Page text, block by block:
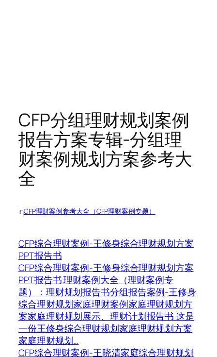
CFP分组理财规划案例
报告方案专辑-分组理
财案例规划方案参考大
全
inCFP理财案例参考大全（CFP理财案例专题）
CFP综合理财案例-王修身综合理财规划方案
PPT报告书
CFP综合理财案例-王修身综合理财规划方案
PPT报告书 理财案例大全（理财案例专
题）：理财规划报告书分组报告案例-王修身
综合理财规划家庭理财案例家庭理财规划方
案家庭理财规划展示、理财计划报告书 这是
一份王修身综合理财规划家庭理财规划方案
家庭理财规划…
CFP综合理财案例-王晓清家庭综合理财规划